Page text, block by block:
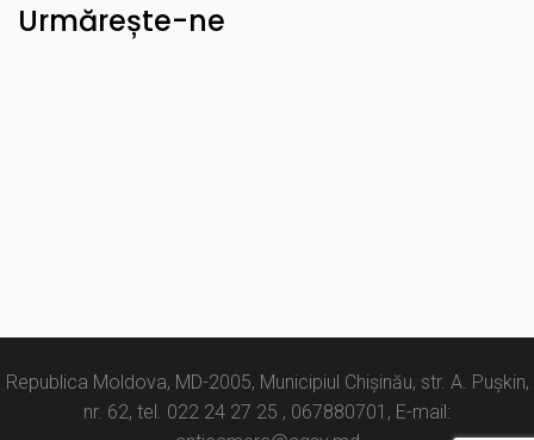
Urmărește-ne
Republica Moldova, MD-2005, Municipiul Chișinău, str. A. Pușkin,
nr. 62, tel. 022 24 27 25 , 067880701, E-mail: